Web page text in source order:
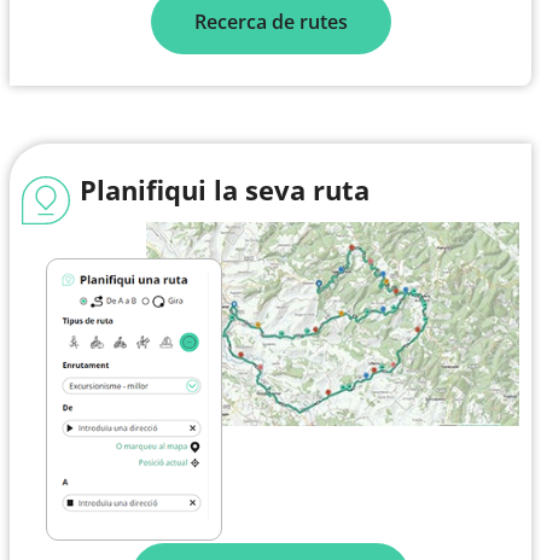
Recerca de rutes
Planifiqui la seva ruta